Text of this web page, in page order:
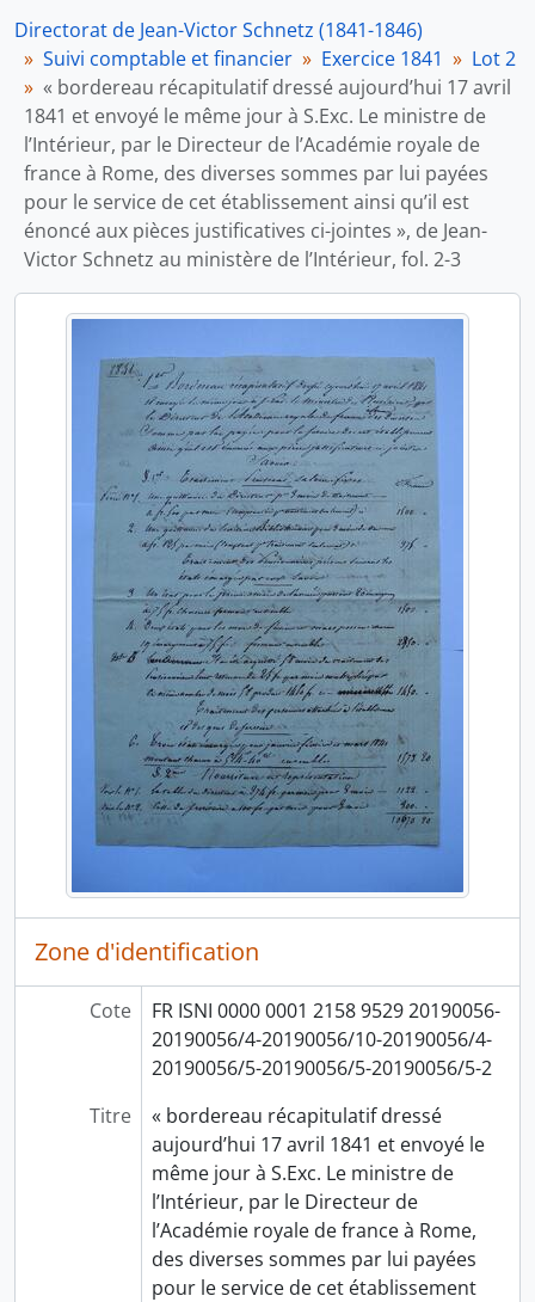
Directorat de Jean-Victor Schnetz (1841-1846)
Suivi comptable et financier
Exercice 1841
Lot 2
« bordereau récapitulatif dressé aujourd’hui 17 avril
1841 et envoyé le même jour à S.Exc. Le ministre de
l’Intérieur, par le Directeur de l’Académie royale de
france à Rome, des diverses sommes par lui payées
pour le service de cet établissement ainsi qu’il est
énoncé aux pièces justificatives ci-jointes », de Jean-
Victor Schnetz au ministère de l’Intérieur, fol. 2-3
Zone d'identification
Cote
FR ISNI 0000 0001 2158 9529 20190056-
20190056/4-20190056/10-20190056/4-
20190056/5-20190056/5-20190056/5-2
Titre
« bordereau récapitulatif dressé
aujourd’hui 17 avril 1841 et envoyé le
même jour à S.Exc. Le ministre de
l’Intérieur, par le Directeur de
l’Académie royale de france à Rome,
des diverses sommes par lui payées
pour le service de cet établissement